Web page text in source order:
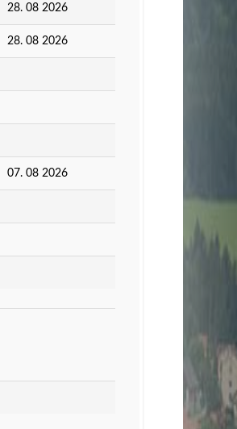
28. 08 2026
28. 08 2026
07. 08 2026